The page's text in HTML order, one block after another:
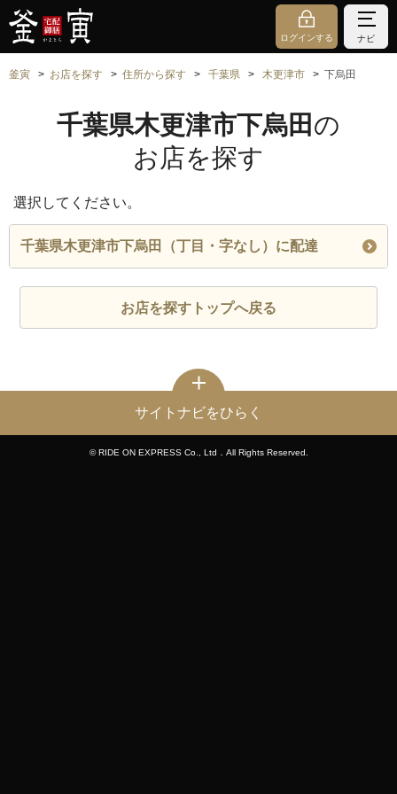
ログインする ナビ
釜寅 お店を探す 住所から探す 千葉県 木更津市 下烏田
千葉県木更津市下烏田 の
お店を探す
選択してください。
千葉県木更津市下烏田（丁目・字なし）に配達
お店を探すトップへ戻る
サイトナビをひらく
© RIDE ON EXPRESS Co., Ltd．All Rights Reserved.